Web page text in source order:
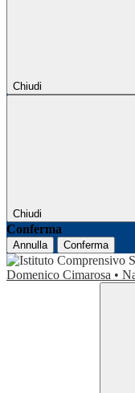
Chiudi
Chiudi
Conferma
Annulla Conferma
Domenico Cimarosa •